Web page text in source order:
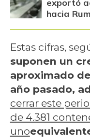
exportó
hacia
Estas cifras,
suponen un
aproximado
año pasado,
cerrar este
de 4.381
uno